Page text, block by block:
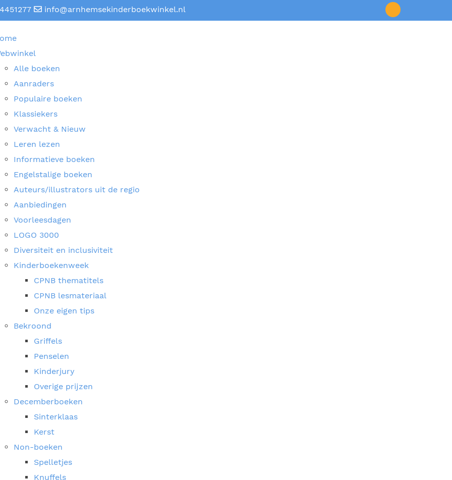
info@arnhemsekinderboekwinkel.nl
Alle boeken
Aanraders
Populaire boeken
Klassiekers
Verwacht & Nieuw
Leren lezen
Informatieve boeken
Engelstalige boeken
Auteurs/illustrators uit de regio
Aanbiedingen
Voorleesdagen
LOGO 3000
Diversiteit en inclusiviteit
Kinderboekenweek
CPNB thematitels
CPNB lesmateriaal
Onze eigen tips
Bekroond
Griffels
Penselen
Kinderjury
Overige prijzen
Decemberboeken
Sinterklaas
Kerst
Non-boeken
Spelletjes
Knuffels